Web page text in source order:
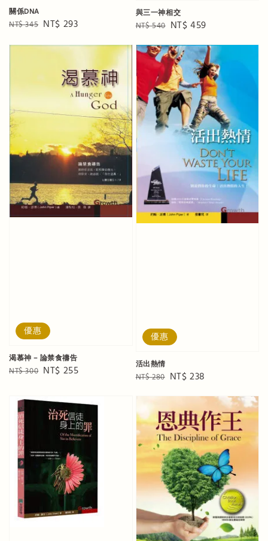
關係DNA
Regular
NT$ 345 Sale
NT$ 293
與三一神相交
Regular
NT$ 540 Sale
NT$ 459
優惠
渴慕神 – 論禁食禱告
Regular
NT$ 300 Sale
NT$ 255
優惠
活出熱情
Regular
NT$ 280 Sale
NT$ 238